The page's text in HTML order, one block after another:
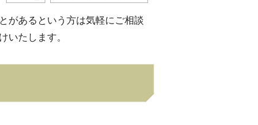
があるという方は気軽にご相談
いたします。